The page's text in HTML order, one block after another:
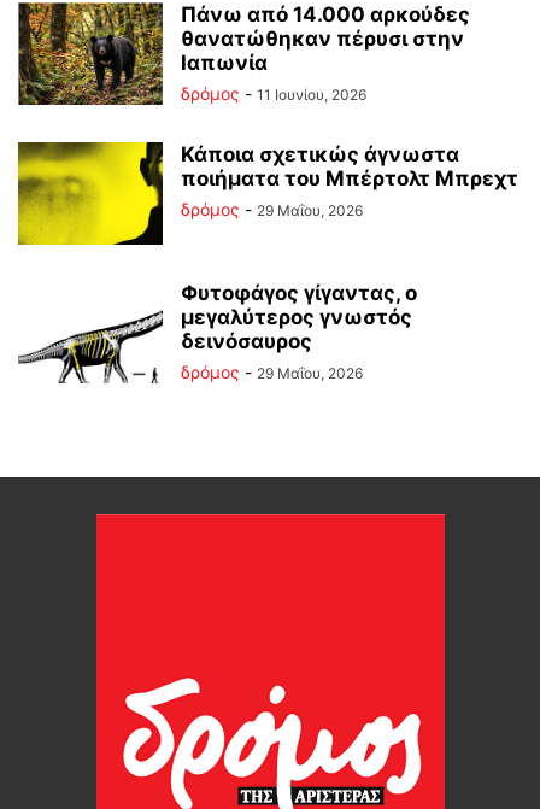
Πάνω από 14.000 αρκούδες
θανατώθηκαν πέρυσι στην
Ιαπωνία
δρόμος - 11 Ιουνίου, 2026
Κάποια σχετικώς άγνωστα
ποιήματα του Μπέρτολτ Μπρεχτ
δρόμος - 29 Μαΐου, 2026
Φυτοφάγος γίγαντας, ο
μεγαλύτερος γνωστός
δεινόσαυρος
δρόμος - 29 Μαΐου, 2026